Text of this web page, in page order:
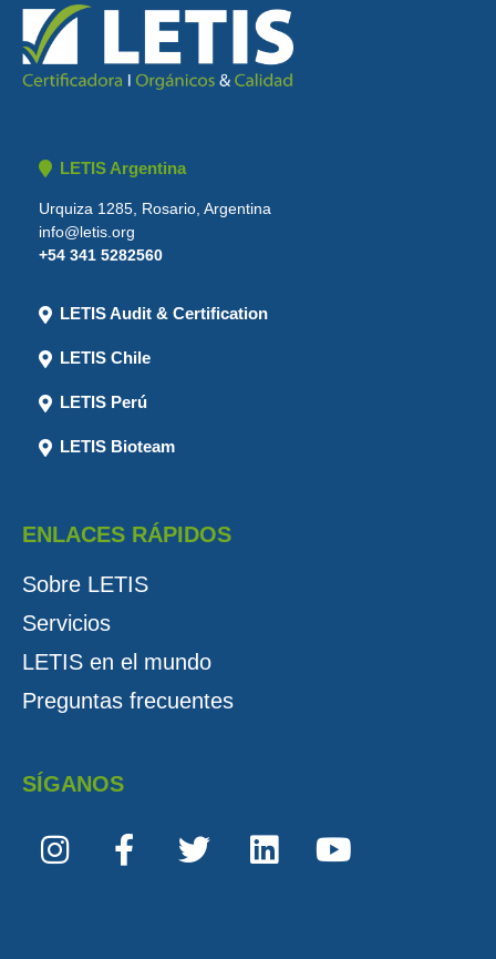
LETIS Argentina
Urquiza 1285, Rosario, Argentina
info@letis.org
+54 341 5282560
LETIS Audit & Certification
LETIS Chile
LETIS Perú
LETIS Bioteam
ENLACES RÁPIDOS
Sobre LETIS
Servicios
LETIS en el mundo
Preguntas frecuentes
SÍGANOS